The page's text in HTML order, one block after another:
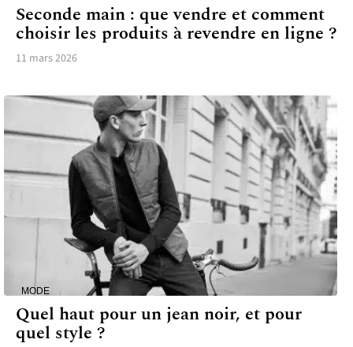
Seconde main : que vendre et comment
choisir les produits à revendre en ligne ?
11 mars 2026
MODE
Quel haut pour un jean noir, et pour
quel style ?